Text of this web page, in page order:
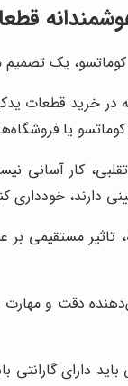
یک تصمیم
در خرید قطعات
یا
کار آسانی
دارند، خودداری
تاثیر مستقیمی بر
دقت و
دارای گارانتی